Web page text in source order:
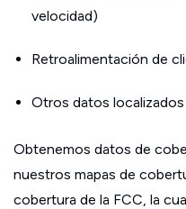
velocidad)
Retroalimentación de
Otros datos
Obtenemos datos de
nuestros mapas de
cobertura de la FCC, la